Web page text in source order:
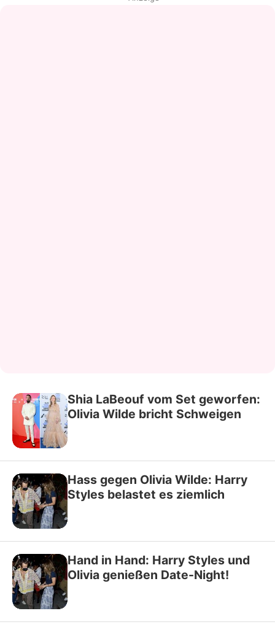
Shia LaBeouf vom Set geworfen:
Olivia Wilde bricht Schweigen
Hass gegen Olivia Wilde: Harry
Styles belastet es ziemlich
Hand in Hand: Harry Styles und
Olivia genießen Date-Night!